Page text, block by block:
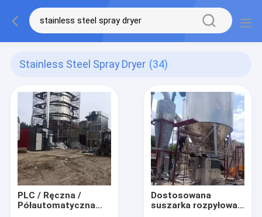
Stainless Steel Spray Dryer (34)
PLC / Ręczna /
Półautomatyczna
Dostosowana
suszarka rozpyłowa